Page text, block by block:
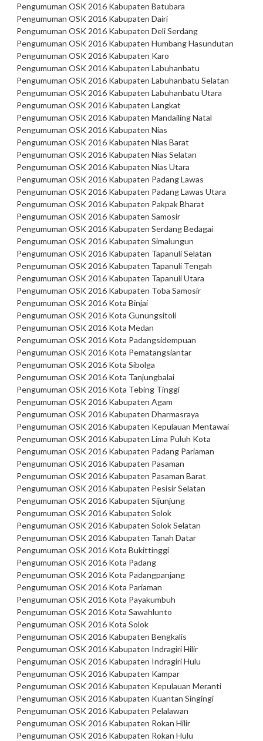
Pengumuman OSK 2016 Kabupaten Batubara
Pengumuman OSK 2016 Kabupaten Dairi
Pengumuman OSK 2016 Kabupaten Deli Serdang
Pengumuman OSK 2016 Kabupaten Humbang Hasundutan
Pengumuman OSK 2016 Kabupaten Karo
Pengumuman OSK 2016 Kabupaten Labuhanbatu
Pengumuman OSK 2016 Kabupaten Labuhanbatu Selatan
Pengumuman OSK 2016 Kabupaten Labuhanbatu Utara
Pengumuman OSK 2016 Kabupaten Langkat
Pengumuman OSK 2016 Kabupaten Mandailing Natal
Pengumuman OSK 2016 Kabupaten Nias
Pengumuman OSK 2016 Kabupaten Nias Barat
Pengumuman OSK 2016 Kabupaten Nias Selatan
Pengumuman OSK 2016 Kabupaten Nias Utara
Pengumuman OSK 2016 Kabupaten Padang Lawas
Pengumuman OSK 2016 Kabupaten Padang Lawas Utara
Pengumuman OSK 2016 Kabupaten Pakpak Bharat
Pengumuman OSK 2016 Kabupaten Samosir
Pengumuman OSK 2016 Kabupaten Serdang Bedagai
Pengumuman OSK 2016 Kabupaten Simalungun
Pengumuman OSK 2016 Kabupaten Tapanuli Selatan
Pengumuman OSK 2016 Kabupaten Tapanuli Tengah
Pengumuman OSK 2016 Kabupaten Tapanuli Utara
Pengumuman OSK 2016 Kabupaten Toba Samosir
Pengumuman OSK 2016 Kota Binjai
Pengumuman OSK 2016 Kota Gunungsitoli
Pengumuman OSK 2016 Kota Medan
Pengumuman OSK 2016 Kota Padangsidempuan
Pengumuman OSK 2016 Kota Pematangsiantar
Pengumuman OSK 2016 Kota Sibolga
Pengumuman OSK 2016 Kota Tanjungbalai
Pengumuman OSK 2016 Kota Tebing Tinggi
Pengumuman OSK 2016 Kabupaten Agam
Pengumuman OSK 2016 Kabupaten Dharmasraya
Pengumuman OSK 2016 Kabupaten Kepulauan Mentawai
Pengumuman OSK 2016 Kabupaten Lima Puluh Kota
Pengumuman OSK 2016 Kabupaten Padang Pariaman
Pengumuman OSK 2016 Kabupaten Pasaman
Pengumuman OSK 2016 Kabupaten Pasaman Barat
Pengumuman OSK 2016 Kabupaten Pesisir Selatan
Pengumuman OSK 2016 Kabupaten Sijunjung
Pengumuman OSK 2016 Kabupaten Solok
Pengumuman OSK 2016 Kabupaten Solok Selatan
Pengumuman OSK 2016 Kabupaten Tanah Datar
Pengumuman OSK 2016 Kota Bukittinggi
Pengumuman OSK 2016 Kota Padang
Pengumuman OSK 2016 Kota Padangpanjang
Pengumuman OSK 2016 Kota Pariaman
Pengumuman OSK 2016 Kota Payakumbuh
Pengumuman OSK 2016 Kota Sawahlunto
Pengumuman OSK 2016 Kota Solok
Pengumuman OSK 2016 Kabupaten Bengkalis
Pengumuman OSK 2016 Kabupaten Indragiri Hilir
Pengumuman OSK 2016 Kabupaten Indragiri Hulu
Pengumuman OSK 2016 Kabupaten Kampar
Pengumuman OSK 2016 Kabupaten Kepulauan Meranti
Pengumuman OSK 2016 Kabupaten Kuantan Singingi
Pengumuman OSK 2016 Kabupaten Pelalawan
Pengumuman OSK 2016 Kabupaten Rokan Hilir
Pengumuman OSK 2016 Kabupaten Rokan Hulu